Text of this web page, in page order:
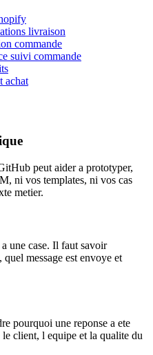
livraison
commande
suivi commande
achat
peut aider a prototyper,
ni vos templates, ni vos cas
metier.
une case. Il faut savoir
message est envoye et
pourquoi une reponse a ete
client, l equipe et la qualite du